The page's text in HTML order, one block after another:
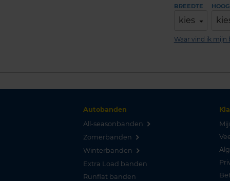
BREEDTE
kies
Waar vind ik mijn
Autobanden
All-seasonbanden
Zomerbanden
Winterbanden
Extra Load banden
Runflat banden